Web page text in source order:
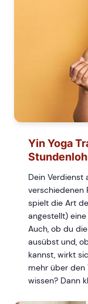
Yin Yoga
Dein Verdienst
verschiedenen
spielt die Art
angestellt)
Auch, ob du
ausübst und,
kannst, wirkt
mehr über den
wissen? Dann